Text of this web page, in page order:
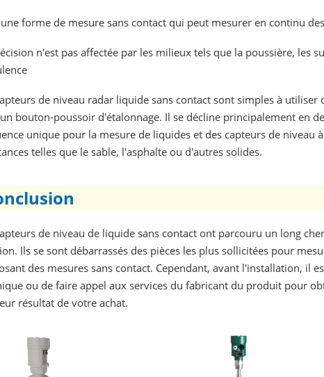
une forme de mesure sans contact qui peut mesurer en continu
n'est pas affectée par les milieux tels que la poussière, les
de niveau radar liquide sans contact sont simples à
bouton-poussoir d'étalonnage. Il se décline principalement en
unique pour la mesure de liquides et des capteurs de niveau
telles que le sable, l'asphalte ou d'autres solides.
de niveau de liquide sans contact ont parcouru un long
Ils se sont débarrassés des pièces les plus sollicitées pour
des mesures sans contact. Cependant, avant l'installation, il
ou de faire appel aux services du fabricant du produit pour
résultat de votre achat.